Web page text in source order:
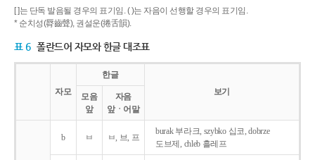
[ ]는 단독 발음될 경우의 표기임. ( )는 자음이 선행할 경우의 표기임.
* 순치성(脣齒聲), 권설운(捲舌韻).
표 6 폴란드어 자모와 한글 대조표
자모
한글
보기
모음
앞
자음
앞ㆍ어말
b ㅂ ㅂ, 브, 프
burak 부라크, szybko 십코, dobrze
도브제, chleb 흘레프